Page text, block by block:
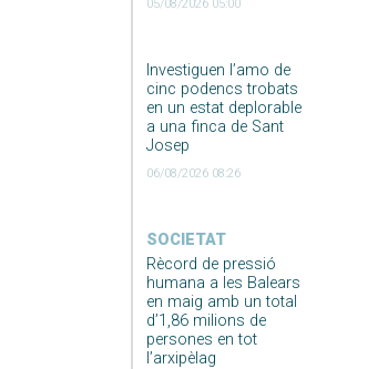
05/08/2026 05:00
Investiguen l’amo de
cinc podencs trobats
en un estat deplorable
a una finca de Sant
Josep
06/08/2026 08:26
SOCIETAT
Rècord de pressió
humana a les Balears
en maig amb un total
d’1,86 milions de
persones en tot
l’arxipèlag